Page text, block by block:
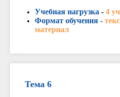
Учебная нагрузка - 4
Формат обучения -
материал
Тема 6